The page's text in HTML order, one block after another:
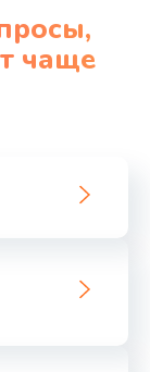
чаще